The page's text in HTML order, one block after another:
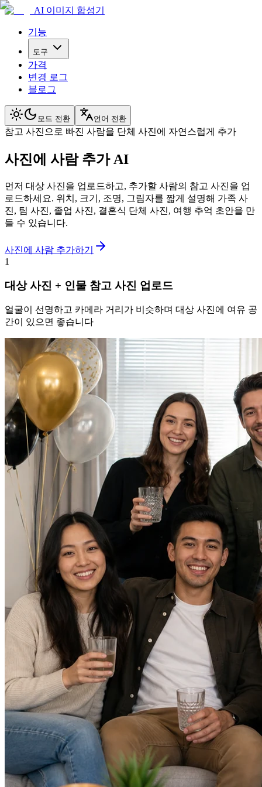
AI 이미지 합성기
기능
도구
가격
변경 로그
블로그
모드 전환 언어 전환
참고 사진으로 빠진 사람을 단체 사진에 자연스럽게 추가
사진에 사람 추가 AI
먼저 대상 사진을 업로드하고, 추가할 사람의 참고 사진을 업
로드하세요. 위치, 크기, 조명, 그림자를 짧게 설명해 가족 사
진, 팀 사진, 졸업 사진, 결혼식 단체 사진, 여행 추억 초안을 만
들 수 있습니다.
사진에 사람 추가하기
1
대상 사진 + 인물 참고 사진 업로드
얼굴이 선명하고 카메라 거리가 비슷하며 대상 사진에 여유 공
간이 있으면 좋습니다